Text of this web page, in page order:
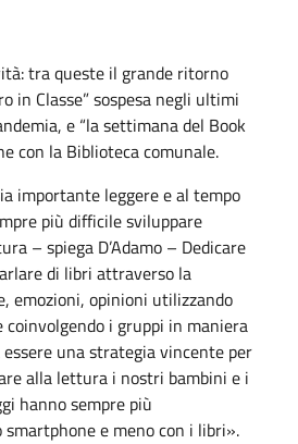
tra queste il grande ritorno
in Classe” sospesa negli ultimi
e “la settimana del Book
con la Biblioteca comunale.
importante leggere e al tempo
più difficile sviluppare
– spiega D’Adamo – Dedicare
di libri attraverso la
emozioni, opinioni utilizzando
i gruppi in maniera
una strategia vincente per
alla lettura i nostri bambini e i
hanno sempre più
smartphone e meno con i libri».